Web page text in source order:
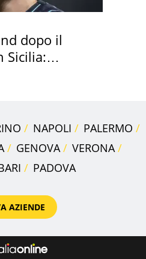
dopo il
Sicilia:
NAPOLI
PALERMO
GENOVA
VERONA
PADOVA
AZIENDE